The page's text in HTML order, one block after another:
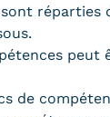
réparties
peut
de